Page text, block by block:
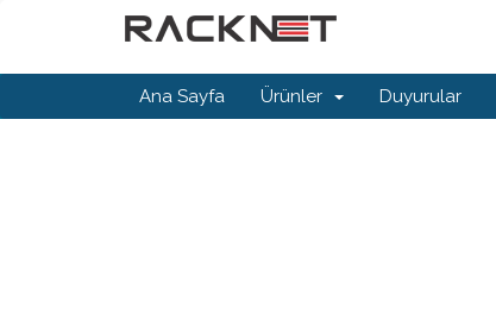
Ana Sayfa Ürünler Duyurular